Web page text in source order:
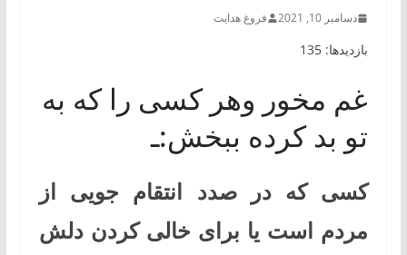
دسامبر 10, 2021 فروغ هدایت
بازدیدها: 135
غم مخور وهر کسی را که به
تو بد کرده ببخش:ـ
کسی که در صدد انتقام جویی از
مردم است یا برای خالی کردن دلش